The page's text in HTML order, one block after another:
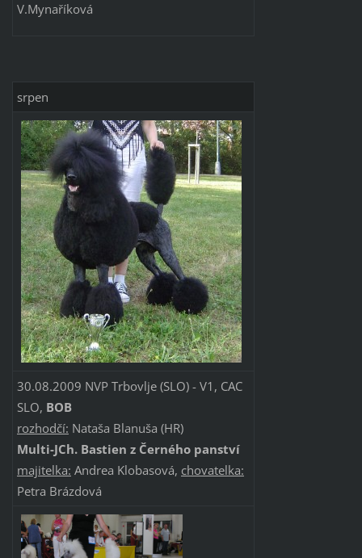
V.Mynaříková
srpen
30.08.2009 NVP Trbovlje (SLO) - V1, CAC
SLO, BOB
rozhodčí: Nataša Blanuša (HR)
Multi-JCh. Bastien z Černého panství
majitelka: Andrea Klobasová, chovatelka:
Petra Brázdová